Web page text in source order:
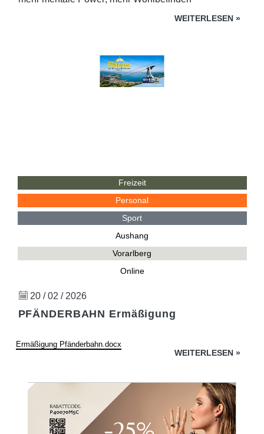
WEITERLESEN »
Freizeit
Personal
Sport
Aushang
Vorarlberg
Online
20 / 02 / 2026
PFÄNDERBAHN Ermäßigung
Ermäßigung Pfänderbahn.docx
WEITERLESEN »